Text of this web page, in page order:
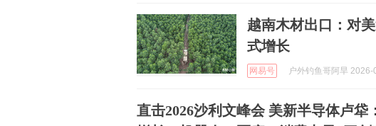
越南木材出口：对
式增长
网易号 户外钓鱼哥阿旱 2026-
直击2026沙利文峰会 美新半导体卢